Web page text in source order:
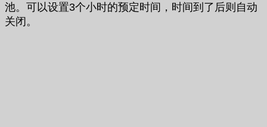
池。可以设置3个小时的预定时间，时间到了后则自动
关闭。